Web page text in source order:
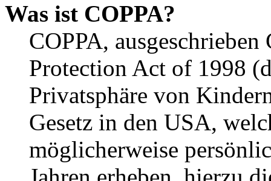
Was ist COPPA?
COPPA,
Protection Act of 1998
Privatsphäre von
Gesetz in den USA,
möglicherweise